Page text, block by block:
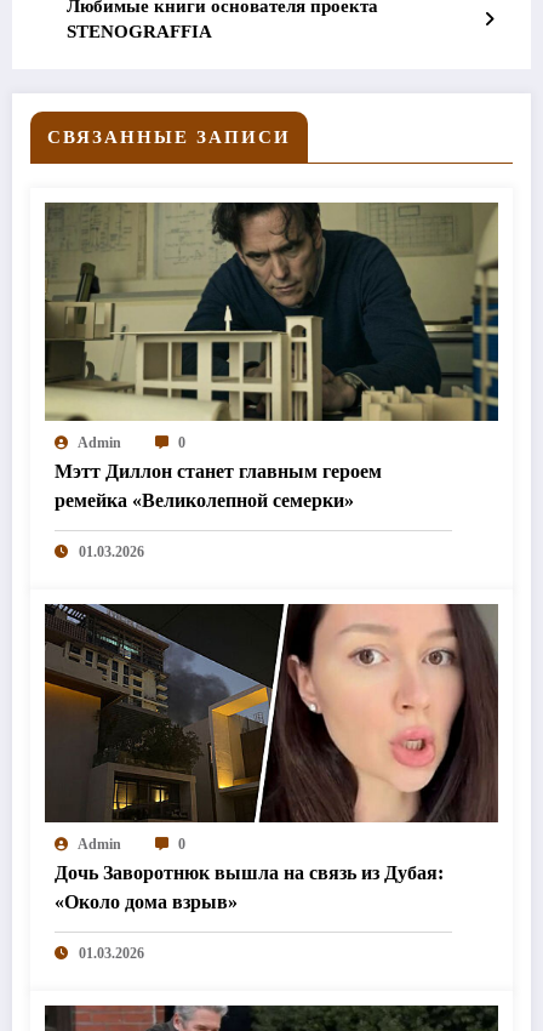
Любимые книги основателя проекта
STENOGRAFFIA
СВЯЗАННЫЕ ЗАПИСИ
Admin 0
Мэтт Диллон станет главным героем
ремейка «Великолепной семерки»
01.03.2026
Admin 0
Дочь Заворотнюк вышла на связь из Дубая:
«Около дома взрыв»
01.03.2026